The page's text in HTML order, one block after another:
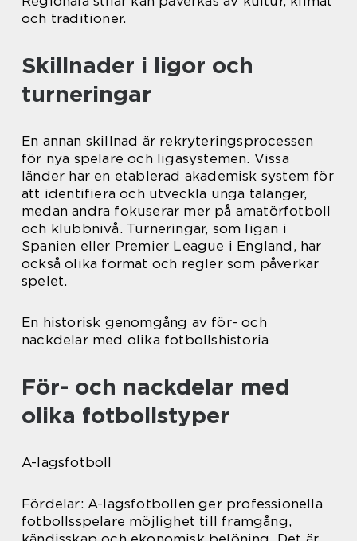
och traditioner.
Skillnader i ligor och
turneringar
En annan skillnad är rekryteringsprocessen
för nya spelare och ligasystemen. Vissa
länder har en etablerad akademisk system för
att identifiera och utveckla unga talanger,
medan andra fokuserar mer på amatörfotboll
och klubbnivå. Turneringar, som ligan i
Spanien eller Premier League i England, har
också olika format och regler som påverkar
spelet.
En historisk genomgång av för- och
nackdelar med olika fotbollshistoria
För- och nackdelar med
olika fotbollstyper
A-lagsfotboll
Fördelar: A-lagsfotbollen ger professionella
fotbollsspelare möjlighet till framgång,